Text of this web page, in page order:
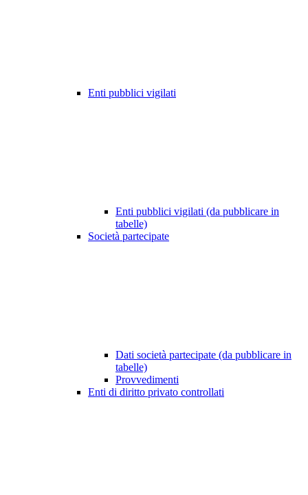
Enti pubblici vigilati
Enti pubblici vigilati (da pubblicare in
tabelle)
Società partecipate
Dati società partecipate (da pubblicare in
tabelle)
Provvedimenti
Enti di diritto privato controllati